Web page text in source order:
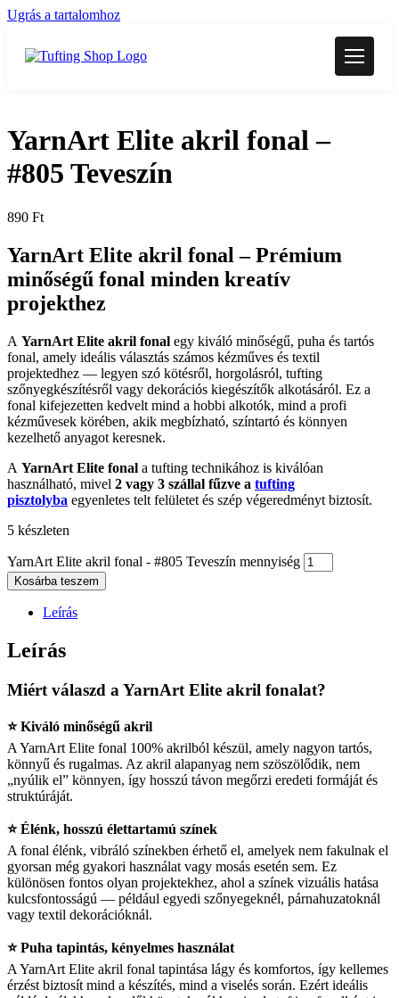
Ugrás a tartalomhoz
YarnArt Elite akril fonal –
#805 Teveszín
890 Ft
YarnArt Elite akril fonal –Prémium
minőségű fonal minden kreatív
projekthez
A YarnArt Elite akril fonal egy kiváló minőségű, puha és tartós
fonal, amely ideális választás számos kézműves és textil
projektedhez — legyen szó kötésről, horgolásról, tufting
szőnyegkészítésről vagy dekorációs kiegészítők alkotásáról. Ez a
fonal kifejezetten kedvelt mind a hobbi alkotók, mind a profi
kézművesek körében, akik megbízható, színtartó és könnyen
kezelhető anyagot keresnek.
A YarnArt Elite fonal a tufting technikához is kiválóan
használható, mivel 2 vagy 3 szállal fűzve a tufting
pisztolyba egyenletes telt felületet és szép végeredményt biztosít.
5 készleten
YarnArt Elite akril fonal - #805 Teveszín mennyiség
Kosárba teszem
Leírás
Leírás
Miért válaszd a YarnArt Elite akril fonalat?
⭐ Kiváló minőségű akril
A YarnArt Elite fonal 100% akrilból készül, amely nagyon tartós,
könnyű és rugalmas. Az akril alapanyag nem szöszölődik, nem
„nyúlik el” könnyen, így hosszú távon megőrzi eredeti formáját és
struktúráját.
⭐ Élénk, hosszú élettartamú színek
A fonal élénk, vibráló színekben érhető el, amelyek nem fakulnak el
gyorsan még gyakori használat vagy mosás esetén sem. Ez
különösen fontos olyan projektekhez, ahol a színek vizuális hatása
kulcsfontosságú — például egyedi szőnyegeknél, párnahuzatoknál
vagy textil dekorációknál.
⭐ Puha tapintás, kényelmes használat
A YarnArt Elite akril fonal tapintása lágy és komfortos, így kellemes
érzést biztosít mind a készítés, mind a viselés során. Ezért ideális